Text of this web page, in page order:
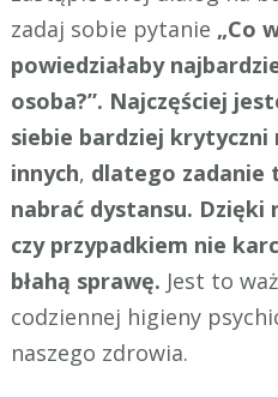
zadaj sobie pytanie „Co
powiedziałaby
osoba?”. Najczęściej
siebie bardziej krytyczni
innych, dlatego zadanie
nabrać dystansu. Dzięki
czy przypadkiem nie
błahą sprawę. Jest to
codziennej higieny
naszego zdrowia.